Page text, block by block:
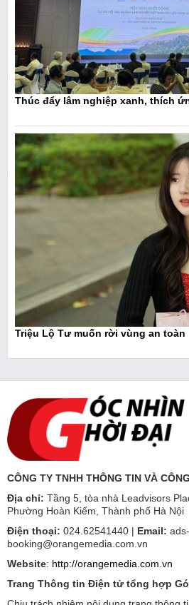
Thúc đẩy lâm nghiệp xanh, thích
Triệu Lộ Tư muốn rời vùng an toàn
CÔNG TY TNHH THÔNG TIN VÀ
Địa chỉ: Tầng 5, tòa nhà Leadvisors
Phường Hoàn Kiếm, Thành phố Hà Nội
Điện thoại: 024.62541440 | Email: ads-
booking@orangemedia.com.vn
Website: http://orangemedia.com.vn
Trang Thông tin Điện tử tổng hợp